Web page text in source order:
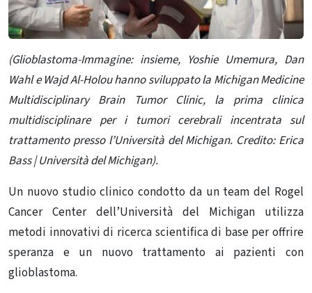
(Glioblastoma-Immagine: insieme, Yoshie Umemura, Dan
Wahl e Wajd Al-Holou hanno sviluppato la Michigan Medicine
Multidisciplinary Brain Tumor Clinic, la prima clinica
multidisciplinare per i tumori cerebrali incentrata sul
trattamento presso l’Università del Michigan. Credito: Erica
Bass | Università del Michigan).
Un nuovo studio clinico condotto da un team del Rogel
Cancer Center dell’Università del Michigan utilizza
metodi innovativi di ricerca scientifica di base per offrire
speranza e un nuovo trattamento ai pazienti con
glioblastoma.